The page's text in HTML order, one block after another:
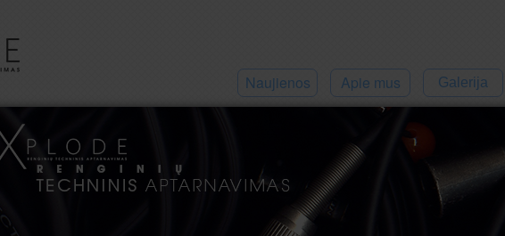
Naujienos Apie mus Galerija